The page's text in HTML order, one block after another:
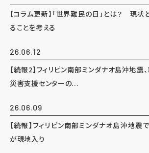
【コラム更新】「世界難民の日」とは？ 現状
ることを考える
26.06.12
【続報2】フィリピン南部ミンダナオ島沖地震
災害支援センターの...
26.06.09
【続報】フィリピン南部ミンダナオ島沖地
が現地入り